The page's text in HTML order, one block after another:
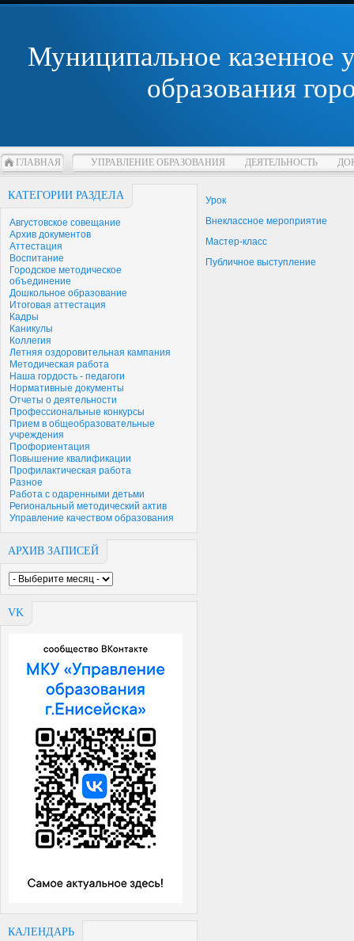
Муниципальное казенное
образования
ГЛАВНАЯ УПРАВЛЕНИЕ ОБРАЗОВАНИЯ ДЕЯТЕЛЬНОСТЬ
КАТЕГОРИИ РАЗДЕЛА
Августовское совещание
Архив документов
Аттестация
Воспитание
Городское методическое
объединение
Дошкольное образование
Итоговая аттестация
Кадры
Каникулы
Коллегия
Летняя оздоровительная кампания
Методическая работа
Наша гордость - педагоги
Нормативные документы
Отчеты о деятельности
Профессиональные конкурсы
Прием в общеобразовательные
учреждения
Профориентация
Повышение квалификации
Профилактическая работа
Разное
Работа с одаренными детьми
Региональный методический актив
Управление качеством образования
АРХИВ ЗАПИСЕЙ
VK
КАЛЕНДАРЬ
Урок
Внеклассное мероприятие
Мастер-класс
Публичное выступление